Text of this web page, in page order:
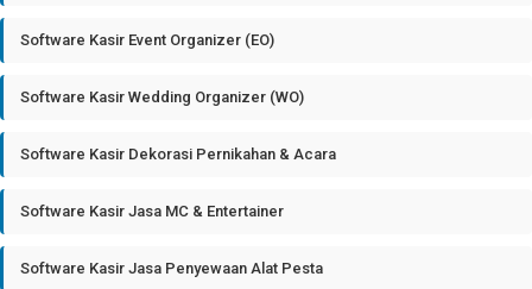
Software Kasir Event Organizer (EO)
Software Kasir Wedding Organizer (WO)
Software Kasir Dekorasi Pernikahan & Acara
Software Kasir Jasa MC & Entertainer
Software Kasir Jasa Penyewaan Alat Pesta